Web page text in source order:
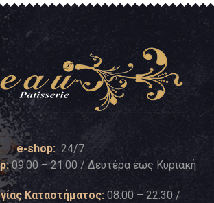
e-shop: 24/7
09:00 – 21:00 / Δευτέρα έως Κυριακή
Καταστήματος: 08:00 – 22:30 /